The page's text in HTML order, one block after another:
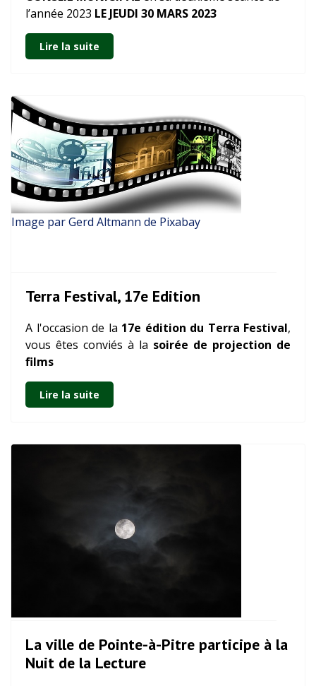
l’année 2023 LE JEUDI 30 MARS 2023
Lire la suite
Image par Gerd Altmann de Pixabay
Terra Festival, 17e Edition
A l'occasion de la 17e édition du Terra Festival,
vous êtes conviés à la soirée de projection de
films
Lire la suite
La ville de Pointe-à-Pitre participe à la
Nuit de la Lecture